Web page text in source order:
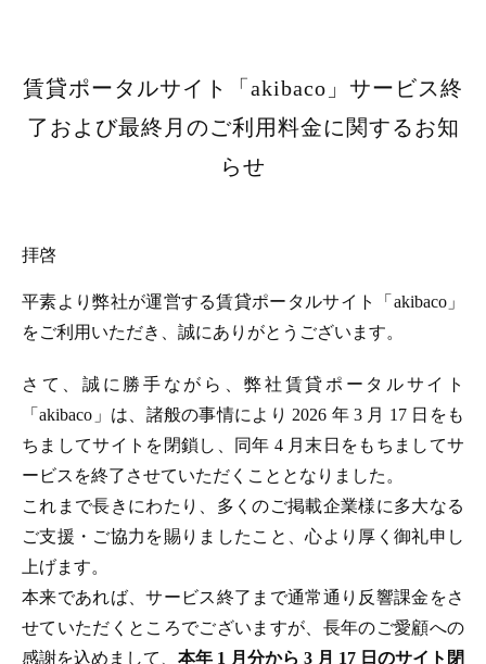
賃貸ポータルサイト「akibaco」サービス終
了および最終月のご利用料金に関するお知
らせ
拝啓
平素より弊社が運営する賃貸ポータルサイト「akibaco」
をご利用いただき、誠にありがとうございます。
さて、誠に勝手ながら、弊社賃貸ポータルサイト
「akibaco」は、諸般の事情により 2026 年 3 月 17 日をも
ちましてサイトを閉鎖し、同年 4 月末日をもちましてサ
ービスを終了させていただくこととなりました。
これまで長きにわたり、多くのご掲載企業様に多大なる
ご支援・ご協力を賜りましたこと、心より厚く御礼申し
上げます。
本来であれば、サービス終了まで通常通り反響課金をさ
せていただくところでございますが、長年のご愛顧への
感謝を込めまして、 本年 1 月分から 3 月 17 日のサイト閉